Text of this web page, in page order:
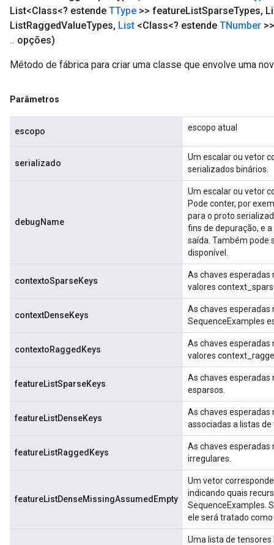
List<Class<? estende TType >> featureListSparseTypes,
ListRaggedValueTypes, List <Class<? estende TNumber
.. opções)
Método de fábrica para criar uma classe que envolve uma
Parâmetros
escopo escopo atual
serializado
Um escalar ou vetor
serializados binários.
debugName
Um escalar ou vetor
Pode conter, por
para o proto
fins de depuração, e
saída. Também pode
disponível.
contextoSparseKeys
As chaves esperadas
valores
contextDenseKeys
As chaves esperadas
SequenceExamples
contextoRaggedKeys
As chaves esperadas
valores
featureListSparseKeys
As chaves esperadas
esparsos.
featureListDenseKeys
As chaves
associadas a listas
featureListRaggedKeys
As chaves esperadas
irregulares.
featureListDenseMissingAssumedEmpty
Um vetor
indicando quais
SequenceExamples.
ele será tratado
Uma lista de